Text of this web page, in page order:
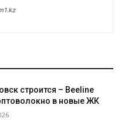
строится – Beeline
в новые ЖК